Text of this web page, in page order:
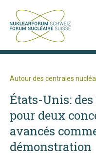
Autour des centrales
États-Unis:
pour deux
avancés
démonstration